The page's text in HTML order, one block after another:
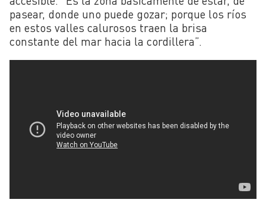
pasear, donde uno puede gozar; porque los ríos
en estos valles calurosos traen la brisa
constante del mar hacia la cordillera”.